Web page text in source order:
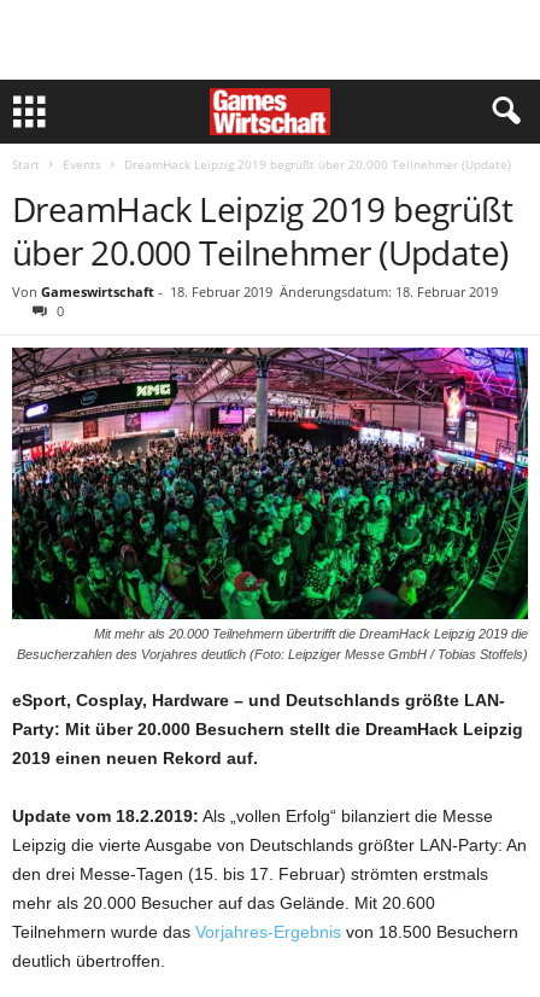
Start Events DreamHack Leipzig 2019 begrüßt über 20.000 Teilnehmer (Update)
DreamHack Leipzig 2019 begrüßt
über 20.000 Teilnehmer (Update)
Von Gameswirtschaft - 18. Februar 2019 Änderungsdatum: 18. Februar 2019
0
Mit mehr als 20.000 Teilnehmern übertrifft die DreamHack Leipzig 2019 die
Besucherzahlen des Vorjahres deutlich (Foto: Leipziger Messe GmbH / Tobias Stoffels)
eSport, Cosplay, Hardware – und Deutschlands größte LAN-
Party: Mit über 20.000 Besuchern stellt die DreamHack Leipzig
2019 einen neuen Rekord auf.
Update vom 18.2.2019: Als „vollen Erfolg“ bilanziert die Messe
Leipzig die vierte Ausgabe von Deutschlands größter LAN-Party: An
den drei Messe-Tagen (15. bis 17. Februar) strömten erstmals
mehr als 20.000 Besucher auf das Gelände. Mit 20.600
Teilnehmern wurde das Vorjahres-Ergebnis von 18.500 Besuchern
deutlich übertroffen.